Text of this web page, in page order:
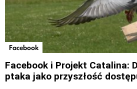
Facebook
Facebook i Projekt Catalina:
ptaka jako przyszłość